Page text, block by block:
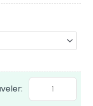
US
America